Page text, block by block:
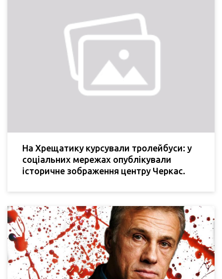
На Хрещатику курсували тролейбуси: у
соціальних мережах опублікували
історичне зображення центру Черкас.